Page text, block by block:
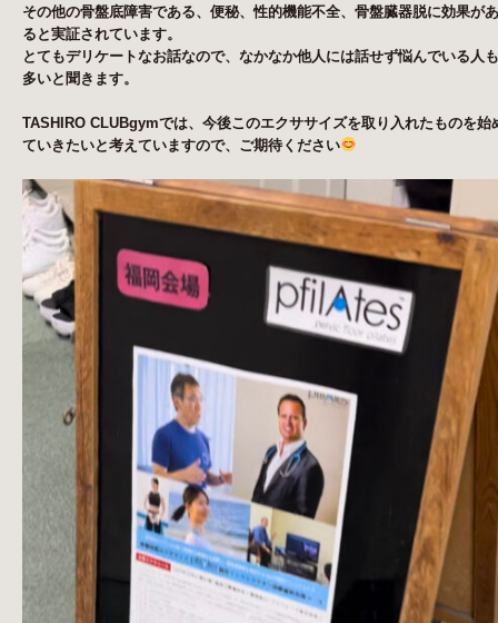
その他の骨盤底障害である、便秘、性的機能不全、骨盤臓器脱に効果があ
ると実証されています。
とてもデリケートなお話なので、なかなか他人には話せず悩んでいる人も
多いと聞きます。
TASHIRO CLUBgymでは、今後このエクササイズを取り入れたものを始
ていきたいと考えていますので、ご期待ください